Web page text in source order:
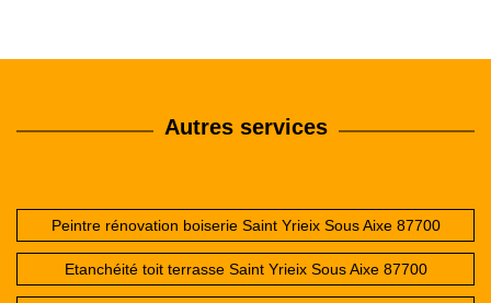
Autres services
Peintre rénovation boiserie Saint Yrieix Sous Aixe 87700
Etanchéité toit terrasse Saint Yrieix Sous Aixe 87700